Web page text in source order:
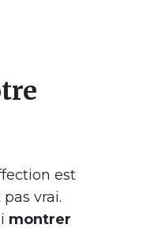
est
vrai.
montrer